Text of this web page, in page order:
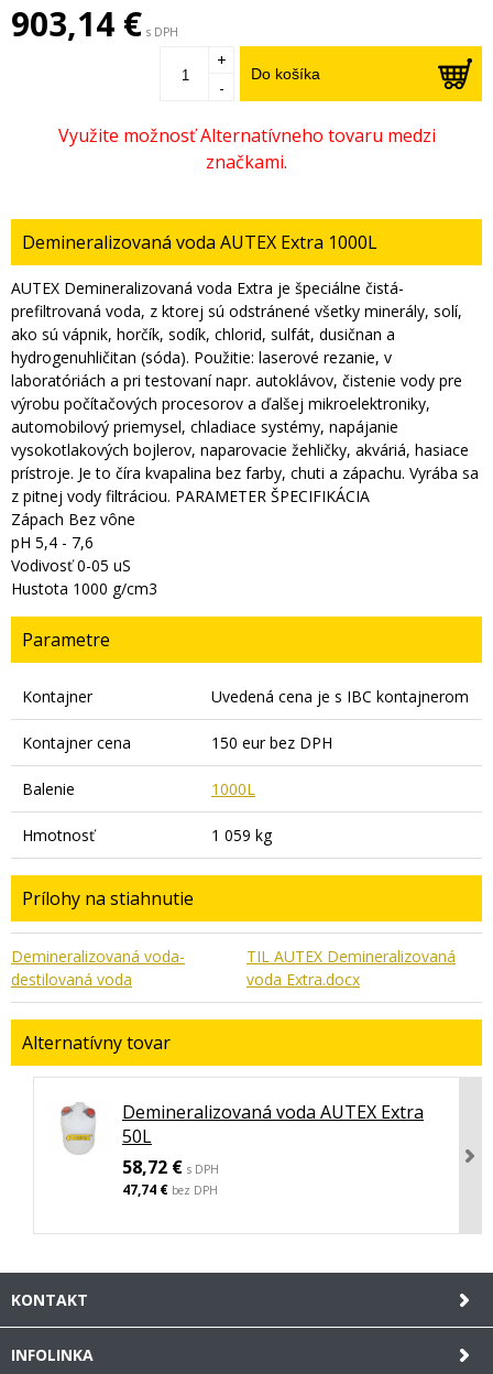
903,14 € s DPH
Do košíka
+
-
Demineralizovaná voda AUTEX Extra 1000L
AUTEX Demineralizovaná voda Extra je špeciálne čistá-
prefiltrovaná voda, z ktorej sú odstránené všetky minerály, solí,
ako sú vápnik, horčík, sodík, chlorid, sulfát, dusičnan a
hydrogenuhličitan (sóda). Použitie: laserové rezanie, v
laboratóriách a pri testovaní napr. autoklávov, čistenie vody pre
výrobu počítačových procesorov a ďalšej mikroelektroniky,
automobilový priemysel, chladiace systémy, napájanie
vysokotlakových bojlerov, naparovacie žehličky, akváriá, hasiace
prístroje. Je to číra kvapalina bez farby, chuti a zápachu. Vyrába sa
z pitnej vody filtráciou. PARAMETER ŠPECIFIKÁCIA
Zápach Bez vône
pH 5,4 - 7,6
Vodivosť 0-05 uS
Hustota 1000 g/cm3
Parametre
Kontajner Uvedená cena je s IBC kontajnerom
Kontajner cena 150 eur bez DPH
Balenie 1000L
Hmotnosť 1 059 kg
Prílohy na stiahnutie
Demineralizovaná voda-
destilovaná voda
TIL AUTEX Demineralizovaná
voda Extra.docx
Alternatívny tovar
Demineralizovaná voda AUTEX Extra
50L
58,72 € s DPH
47,74 € bez DPH
KONTAKT
INFOLINKA